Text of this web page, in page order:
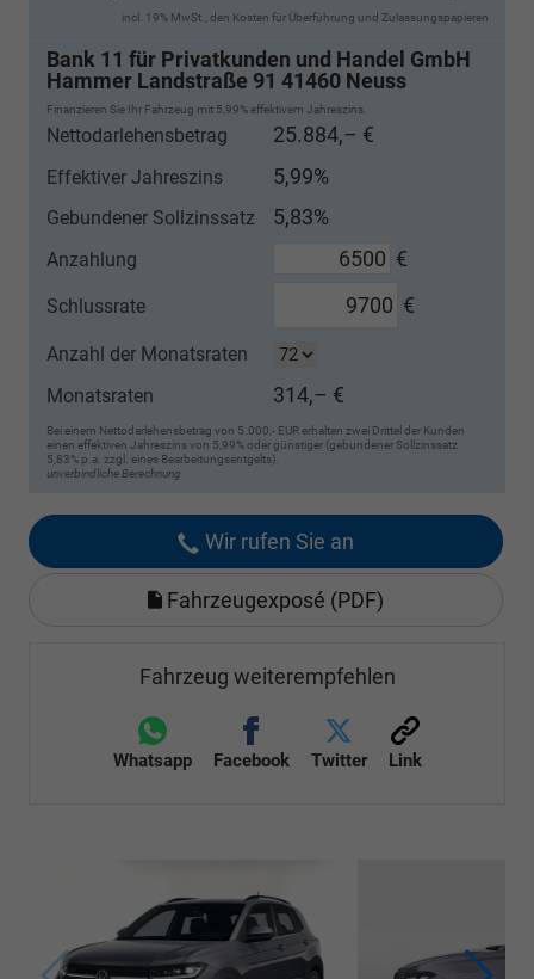
incl. 19% MwSt., den Kosten für Überführung und Zulassungspapieren
Bank 11 für Privatkunden und Handel GmbH
Hammer Landstraße 91 41460 Neuss
Finanzieren Sie Ihr Fahrzeug mit 5,99% effektivem Jahreszins.
Nettodarlehensbetrag 25.884,– €
Effektiver Jahreszins 5,99%
Gebundener Sollzinssatz 5,83%
Anzahlung €
Schlussrate €
Anzahl der Monatsraten
Monatsraten
314,– €
Bei einem Nettodarlehensbetrag von 5.000,- EUR erhalten zwei Drittel der Kunden
einen effektiven Jahreszins von 5,99% oder günstiger (gebundener Sollzinssatz
5,83% p.a. zzgl. eines Bearbeitungsentgelts).
unverbindliche Berechnung
Wir rufen Sie an
Fahrzeugexposé (PDF)
Fahrzeug weiterempfehlen
Whatsapp Facebook Twitter Link